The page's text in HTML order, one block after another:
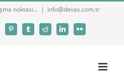
noktası... | info@devas.com.tr
PinterestTumblrReddit LinkedInFlickr